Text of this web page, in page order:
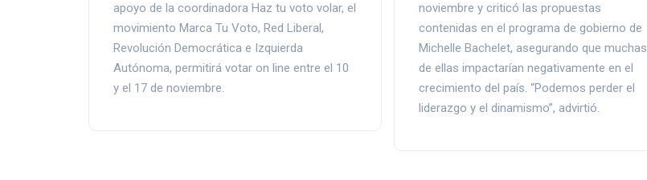
apoyo de la coordinadora Haz tu voto volar, el
movimiento Marca Tu Voto, Red Liberal,
Revolución Democrática e Izquierda
Autónoma, permitirá votar on line entre el 10
y el 17 de noviembre.
noviembre y criticó las propuestas
contenidas en el programa de gobierno de
Michelle Bachelet, asegurando que muchas
de ellas impactarían negativamente en el
crecimiento del país. “Podemos perder el
liderazgo y el dinamismo”, advirtió.